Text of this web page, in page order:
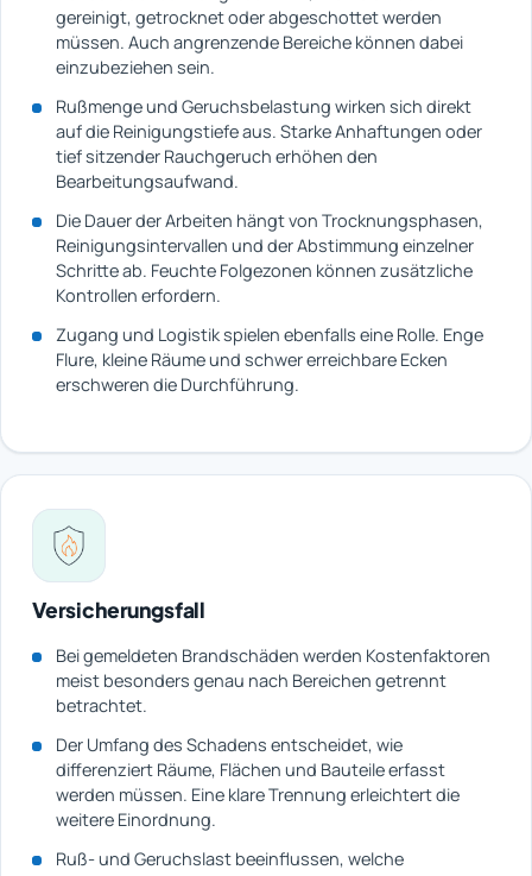
gereinigt, getrocknet oder abgeschottet werden
müssen. Auch angrenzende Bereiche können dabei
einzubeziehen sein.
Rußmenge und Geruchsbelastung wirken sich direkt
auf die Reinigungstiefe aus. Starke Anhaftungen oder
tief sitzender Rauchgeruch erhöhen den
Bearbeitungsaufwand.
Die Dauer der Arbeiten hängt von Trocknungsphasen,
Reinigungsintervallen und der Abstimmung einzelner
Schritte ab. Feuchte Folgezonen können zusätzliche
Kontrollen erfordern.
Zugang und Logistik spielen ebenfalls eine Rolle. Enge
Flure, kleine Räume und schwer erreichbare Ecken
erschweren die Durchführung.
Versicherungsfall
Bei gemeldeten Brandschäden werden Kostenfaktoren
meist besonders genau nach Bereichen getrennt
betrachtet.
Der Umfang des Schadens entscheidet, wie
differenziert Räume, Flächen und Bauteile erfasst
werden müssen. Eine klare Trennung erleichtert die
weitere Einordnung.
Ruß- und Geruchslast beeinflussen, welche